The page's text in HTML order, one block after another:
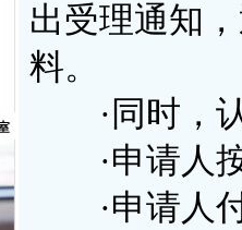
出受理通知
料。
·同时，认
·申请人按
·申请人付